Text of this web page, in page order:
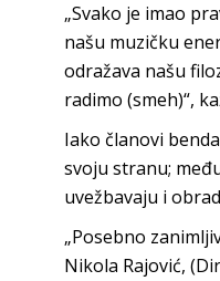
„Svako je imao
našu muzičku
odražava našu
radimo (smeh)“,
Iako članovi
svoju stranu;
uvežbavaju i
„Posebno
Nikola Rajović,